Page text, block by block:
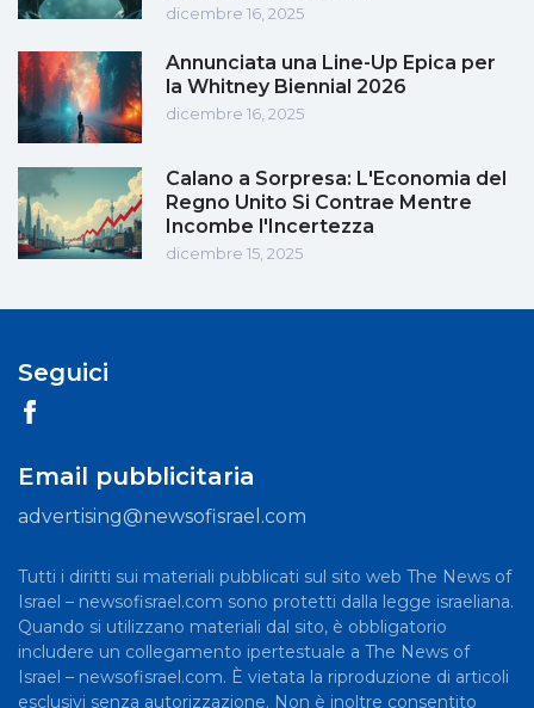
dicembre 16, 2025
Annunciata una Line-Up Epica per
la Whitney Biennial 2026
dicembre 16, 2025
Calano a Sorpresa: L'Economia del
Regno Unito Si Contrae Mentre
Incombe l'Incertezza
dicembre 15, 2025
Seguici
Email pubblicitaria
advertising@newsofisrael.com
Tutti i diritti sui materiali pubblicati sul sito web The News of
Israel – newsofisrael.com sono protetti dalla legge israeliana.
Quando si utilizzano materiali dal sito, è obbligatorio
includere un collegamento ipertestuale a The News of
Israel – newsofisrael.com. È vietata la riproduzione di articoli
esclusivi senza autorizzazione. Non è inoltre consentito